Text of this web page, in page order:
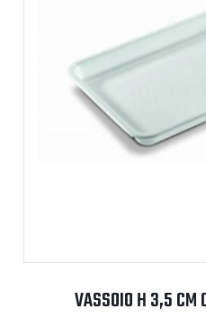
VASSOIO H 3,5 CM